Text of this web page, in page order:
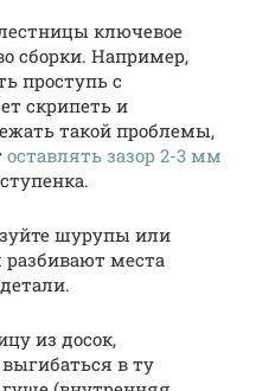
ключевое
сборки. Например,
проступь с
скрипеть и
такой проблемы,
оставлять зазор 2-3 мм
шурупы или
места
из досок,
в ту